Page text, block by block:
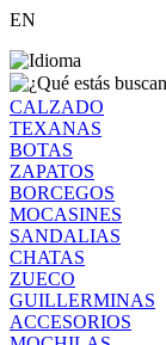
EN
CALZADO
TEXANAS
BOTAS
ZAPATOS
BORCEGOS
MOCASINES
SANDALIAS
CHATAS
ZUECO
GUILLERMINAS
ACCESORIOS